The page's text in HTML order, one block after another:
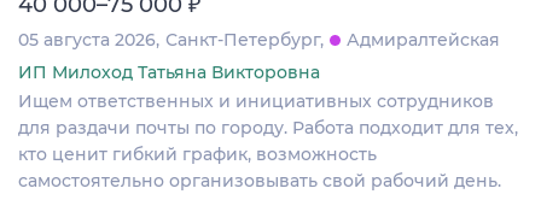
05 августа 2026 Санкт-Петербург
Адмиралтейская
ИП Милоход Татьяна Викторовна
Ищем ответственных и инициативных сотрудников
для раздачи почты по городу. Работа подходит для тех,
кто ценит гибкий график, возможность
самостоятельно организовывать свой рабочий день.